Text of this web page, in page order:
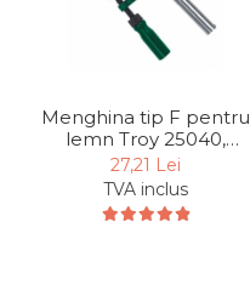
Menghina tip F pentru
lemn Troy 25040,
80x300 mm
27,21 Lei
TVA inclus